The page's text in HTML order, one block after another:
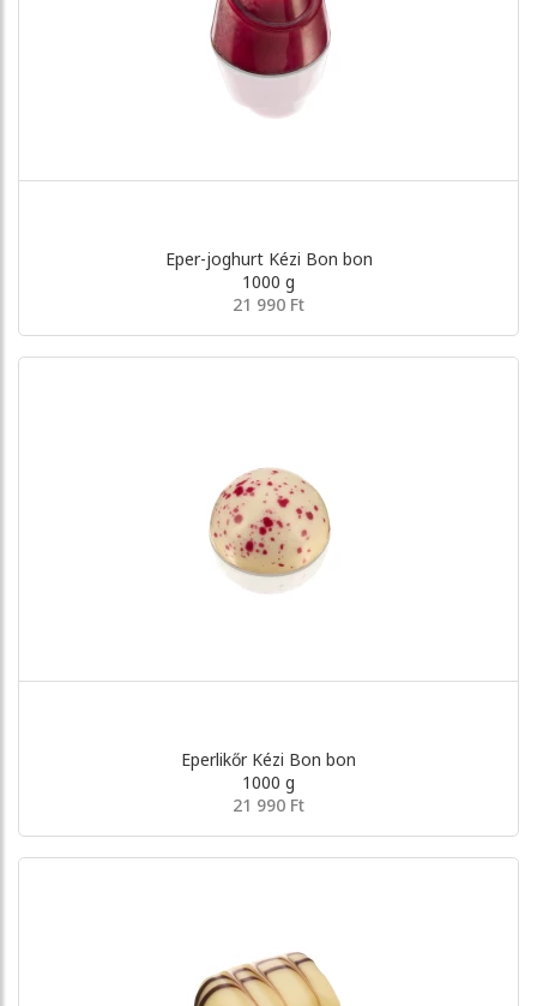
Eper-joghurt Kézi Bon bon
1000 g
21 990 Ft
Eperlikőr Kézi Bon bon
1000 g
21 990 Ft